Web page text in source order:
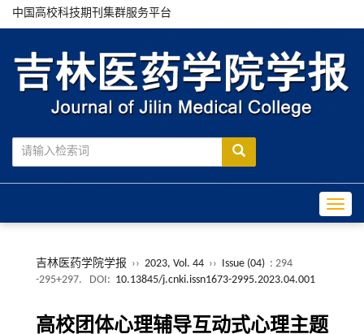
中国高校科技期刊集群服务平台
吉林医药学院学报 ›› 2023, Vol. 44 ›› Issue (04) : 294
-295+297.
DOI: 10.13845/j.cnki.issn1673-2995.2023.04.001
高校团体心理辅导互动式心理主题